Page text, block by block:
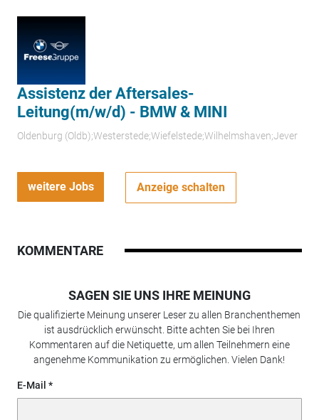
Assistenz der Aftersales-
Leitung(m/w/d) - BMW & MINI
Oldenburg (Oldb);Westerstede;Wiefelstede;Wilhelmshaven;Jever
weitere Jobs Anzeige schalten
KOMMENTARE
SAGEN SIE UNS IHRE MEINUNG
Die qualifizierte Meinung unserer Leser zu allen Branchenthemen
ist ausdrücklich erwünscht. Bitte achten Sie bei Ihren
Kommentaren auf die Netiquette, um allen Teilnehmern eine
angenehme Kommunikation zu ermöglichen. Vielen Dank!
E-Mail